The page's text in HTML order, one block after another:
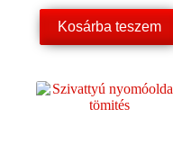
Kosárba teszem